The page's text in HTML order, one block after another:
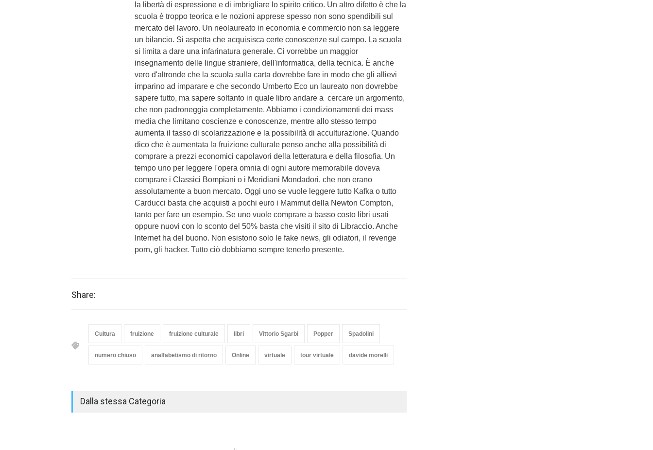
la libertà di espressione e di imbrigliare lo spirito critico. Un altro difetto è che la
scuola è troppo teorica e le nozioni apprese spesso non sono spendibili sul
mercato del lavoro. Un neolaureato in economia e commercio non sa leggere
un bilancio. Si aspetta che acquisisca certe conoscenze sul campo. La scuola
si limita a dare una infarinatura generale. Ci vorrebbe un maggior
insegnamento delle lingue straniere, dell'informatica, della tecnica. È anche
vero d'altronde che la scuola sulla carta dovrebbe fare in modo che gli allievi
imparino ad imparare e che secondo Umberto Eco un laureato non dovrebbe
sapere tutto, ma sapere soltanto in quale libro andare a cercare un argomento,
che non padroneggia completamente. Abbiamo i condizionamenti dei mass
media che limitano coscienze e conoscenze, mentre allo stesso tempo
aumenta il tasso di scolarizzazione e la possibilità di acculturazione. Quando
dico che è aumentata la fruizione culturale penso anche alla possibilità di
comprare a prezzi economici capolavori della letteratura e della filosofia. Un
tempo uno per leggere l'opera omnia di ogni autore memorabile doveva
comprare i Classici Bompiani o i Meridiani Mondadori, che non erano
assolutamente a buon mercato. Oggi uno se vuole leggere tutto Kafka o tutto
Carducci basta che acquisti a pochi euro i Mammut della Newton Compton,
tanto per fare un esempio. Se uno vuole comprare a basso costo libri usati
oppure nuovi con lo sconto del 50% basta che visiti il sito di Libraccio. Anche
Internet ha del buono. Non esistono solo le fake news, gli odiatori, il revenge
porn, gli hacker. Tutto ciò dobbiamo sempre tenerlo presente.
Share:
Cultura fruizione fruizione culturale libri Vittorio Sgarbi Popper Spadolini
numero chiuso analfabetismo di ritorno Online virtuale tour virtuale davide morelli
Dalla stessa Categoria